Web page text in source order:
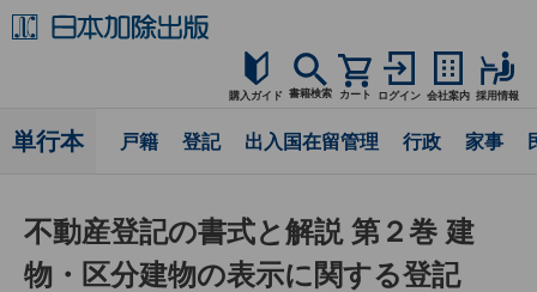
購入ガイド
購入ガイド
お問合せ
書籍検索 カート ログイン 会社案内 採用情報
単行本 戸籍 登記 出入国在留管理 行政 家事
不動産登記の書式と解説 第２巻 建
物・区分建物の表示に関する登記